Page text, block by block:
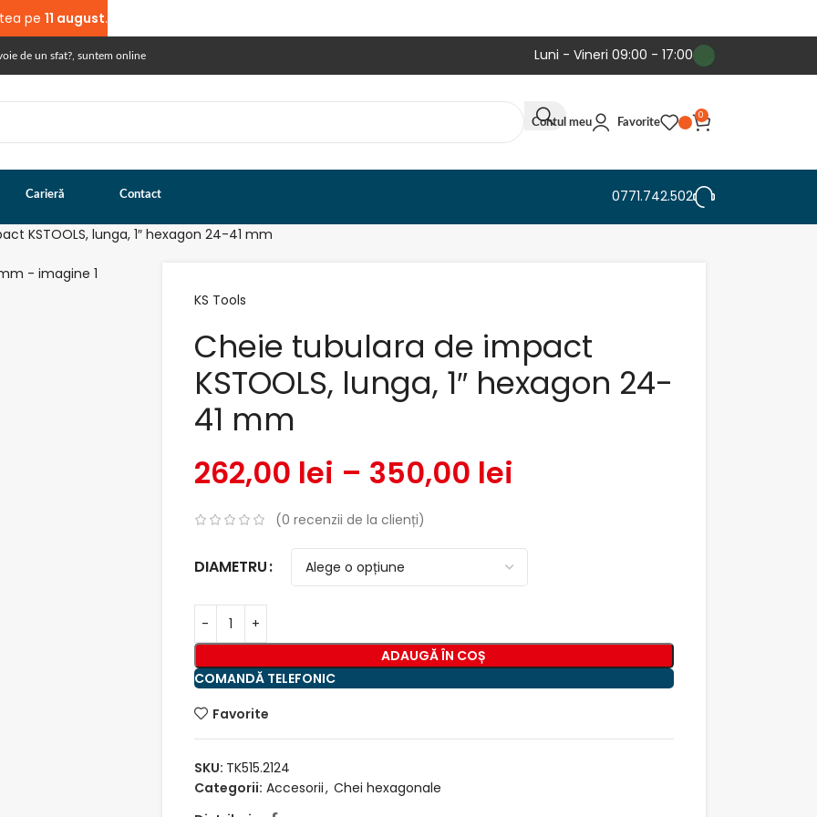
de un sfat?, suntem online Luni - Vineri 09:00 - 17:00
Contul meu Favorite
0
Carieră Contact 0771.742.502
KSTOOLS, lunga, 1″ hexagon 24-41 mm
KS Tools
Cheie tubulara de impact
KSTOOLS, lunga, 1″ hexagon 24-
41 mm
262,00 lei – 350,00 lei
(0 recenzii de la clienți)
DIAMETRU
ADAUGĂ ÎN COȘ
COMANDĂ TELEFONIC
Favorite
SKU: TK515.2124
Categorii: Accesorii, Chei hexagonale
pe 11 august.